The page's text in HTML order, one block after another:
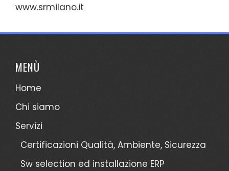
www.srmilano.it
MENÙ
Home
Chi siamo
Servizi
Certificazioni Qualità, Ambiente, Sicurezza
Sw selection ed installazione ERP